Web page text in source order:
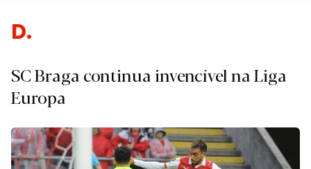
Desp
SC Braga continua invencível na Liga
Europa